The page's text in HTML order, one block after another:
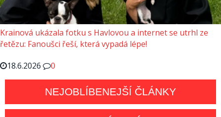
Krainová ukázala fotku s Havlovou a internet se utrhl ze
řetězu: Fanoušci řeší, která vypadá lépe!
18.6.2026
0
NEJOBLÍBENEJŠÍ ČLÁNKY